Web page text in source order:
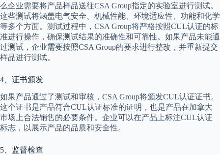
么企业需要将产品样品送往CSA Group指定的实验室进行测试。
这些测试将涵盖电气安全、机械性能、环境适应性、功能和化学
等多个方面。测试过程中，CSA Group将严格按照CUL认证的标
准进行操作，确保测试结果的准确性和可靠性。如果产品未能通
过测试，企业需要按照CSA Group的要求进行整改，并重新提交
样品进行测试。
4、证书颁发
如果产品通过了测试和审核，CSA Group将颁发CUL认证证书。
这个证书是产品符合CUL认证标准的证明，也是产品在加拿大
市场上合法销售的必要条件。企业可以在产品上标注CUL认证
标志，以展示产品的品质和安全性。
5、监督检查